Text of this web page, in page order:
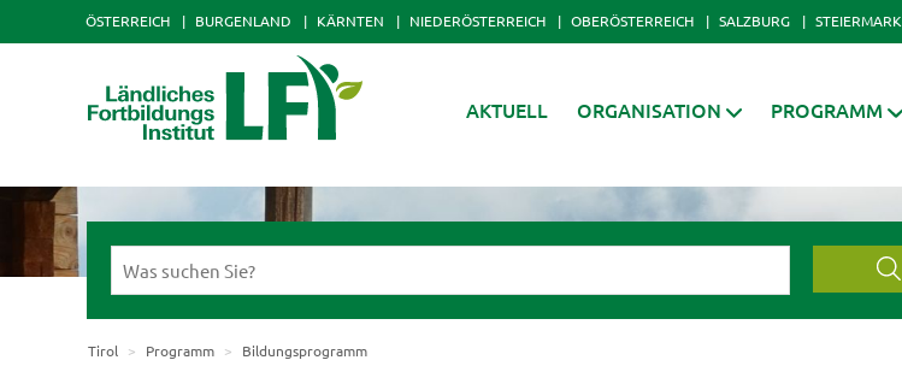
ÖSTERREICH BURGENLAND KÄRNTEN NIEDERÖSTERREICH OBERÖSTERREICH SALZBURG STEIERMARK
AKTUELL ORGANISATION PROGRAMM
Tirol Programm Bildungsprogramm